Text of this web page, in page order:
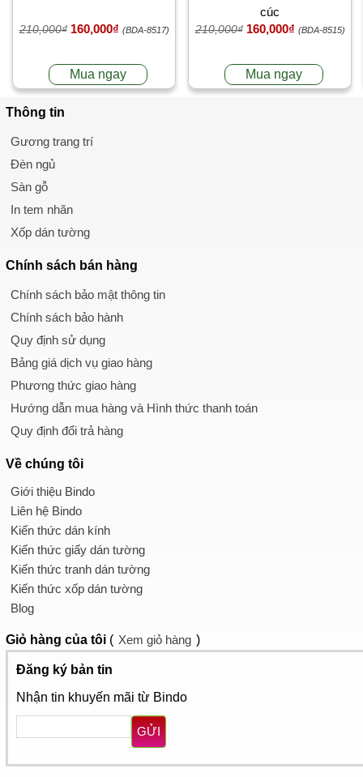
210,000₫ 160,000₫ (BDA-8517)
Mua ngay
cúc
210,000₫ 160,000₫ (BDA-8515)
Mua ngay
Thông tin
Gương trang trí
Đèn ngủ
Sàn gỗ
In tem nhãn
Xốp dán tường
Chính sách bán hàng
Chính sách bảo mật thông tin
Chính sách bảo hành
Quy định sử dụng
Bảng giá dịch vụ giao hàng
Phương thức giao hàng
Hướng dẫn mua hàng và Hình thức thanh toán
Quy định đổi trả hàng
Về chúng tôi
Giới thiệu Bindo
Liên hệ Bindo
Kiến thức dán kính
Kiến thức giấy dán tường
Kiến thức tranh dán tường
Kiến thức xốp dán tường
Blog
Giỏ hàng của tôi ( Xem giỏ hàng )
Đăng ký bản tin
Nhận tin khuyến mãi từ Bindo
GỬI